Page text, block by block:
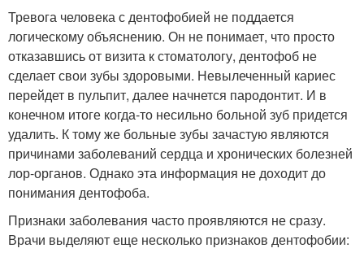
Тревога человека с дентофобией не поддается
логическому объяснению. Он не понимает, что просто
отказавшись от визита к стоматологу, дентофоб не
сделает свои зубы здоровыми. Невылеченный кариес
перейдет в пульпит, далее начнется пародонтит. И в
конечном итоге когда-то несильно больной зуб придется
удалить. К тому же больные зубы зачастую являются
причинами заболеваний сердца и хронических болезней
лор-органов. Однако эта информация не доходит до
понимания дентофоба.
Признаки заболевания часто проявляются не сразу.
Врачи выделяют еще несколько признаков дентофобии: